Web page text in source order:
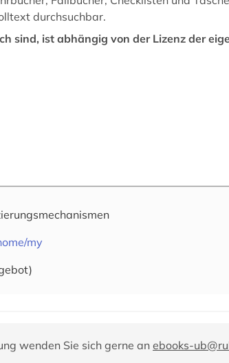
durchsuchbar.
sind, ist abhängig von der Lizenz der
my
wenden Sie sich gerne an ebooks-